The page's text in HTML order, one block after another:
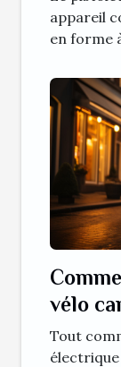
appareil
en forme
vélo
Tout
électrique